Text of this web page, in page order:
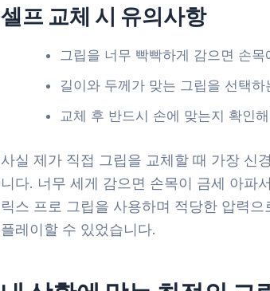
셀프 교체 시 유의사항
그립을 너무 빡빡하게 감으면 손
길이와 두께가 맞는 그립을 선택
교체 후 반드시 손에 맞는지 확인
사실 제가 직접 그립을 교체할 때 가장 신
니다. 너무 세게 감으면 손목이 금세 아파
릭스 프로 그립을 사용하며 적당한 압력
플레이할 수 있었습니다.